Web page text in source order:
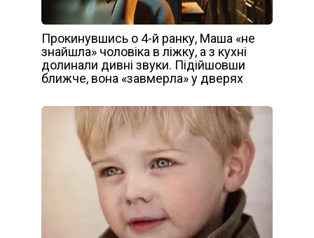
Прокинувшись о 4-й ранку, Маша «не
знайшла» чоловіка в ліжку, а з кухні
долинали дивні звуки. Підійшовши
ближче, вона «завмерла» у дверях